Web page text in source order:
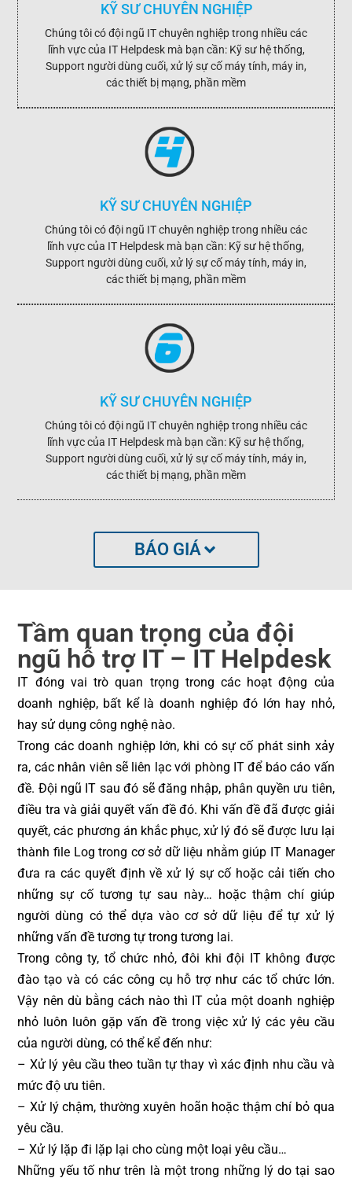
KỸ SƯ CHUYÊN NGHIỆP
Chúng tôi có đội ngũ IT chuyên nghiệp trong nhiều các
lĩnh vực của IT Helpdesk mà bạn cần: Kỹ sư hệ thống,
Support người dùng cuối, xử lý sự cố máy tính, máy in,
các thiết bị mạng, phần mềm
KỸ SƯ CHUYÊN NGHIỆP
Chúng tôi có đội ngũ IT chuyên nghiệp trong nhiều các
lĩnh vực của IT Helpdesk mà bạn cần: Kỹ sư hệ thống,
Support người dùng cuối, xử lý sự cố máy tính, máy in,
các thiết bị mạng, phần mềm
KỸ SƯ CHUYÊN NGHIỆP
Chúng tôi có đội ngũ IT chuyên nghiệp trong nhiều các
lĩnh vực của IT Helpdesk mà bạn cần: Kỹ sư hệ thống,
Support người dùng cuối, xử lý sự cố máy tính, máy in,
các thiết bị mạng, phần mềm
BÁO GIÁ
Tầm quan trọng của đội
ngũ hỗ trợ IT – IT Helpdesk
IT đóng vai trò quan trọng trong các hoạt động của
doanh nghiệp, bất kể là doanh nghiệp đó lớn hay nhỏ,
hay sử dụng công nghệ nào.
Trong các doanh nghiệp lớn, khi có sự cố phát sinh xảy
ra, các nhân viên sẽ liên lạc với phòng IT để báo cáo vấn
đề. Đội ngũ IT sau đó sẽ đăng nhập, phân quyền ưu tiên,
điều tra và giải quyết vấn đề đó. Khi vấn đề đã được giải
quyết, các phương án khắc phục, xử lý đó sẽ được lưu lại
thành file Log trong cơ sở dữ liệu nhằm giúp IT Manager
đưa ra các quyết định về xử lý sự cố hoặc cải tiến cho
những sự cố tương tự sau này… hoặc thậm chí giúp
người dùng có thể dựa vào cơ sở dữ liệu để tự xử lý
những vấn đề tương tự trong tương lai.
Trong công ty, tổ chức nhỏ, đôi khi đội IT không được
đào tạo và có các công cụ hỗ trợ như các tổ chức lớn.
Vậy nên dù bằng cách nào thì IT của một doanh nghiệp
nhỏ luôn luôn gặp vấn đề trong việc xử lý các yêu cầu
của người dùng, có thể kể đến như:
– Xử lý yêu cầu theo tuần tự thay vì xác định nhu cầu và
mức độ ưu tiên.
– Xử lý chậm, thường xuyên hoãn hoặc thậm chí bỏ qua
yêu cầu.
– Xử lý lặp đi lặp lại cho cùng một loại yêu cầu…
Những yếu tố như trên là một trong những lý do tại sao